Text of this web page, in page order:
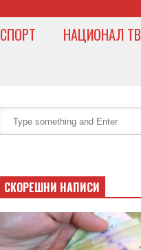
СПОРТ
НАЦИОНАЛ ТВ
СКОРЕШНИ НАПИСИ